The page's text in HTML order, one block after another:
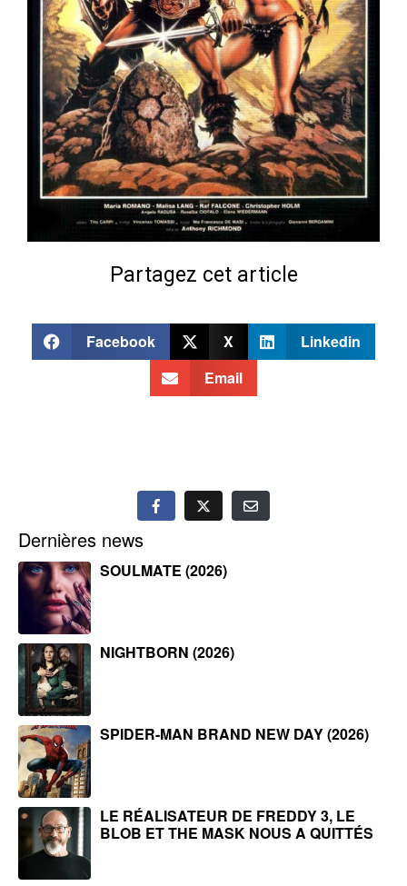
Partagez cet article
Facebook X
Linkedin
Email
Dernières news
SOULMATE (2026)
NIGHTBORN (2026)
SPIDER-MAN BRAND NEW DAY (2026)
LE RÉALISATEUR DE FREDDY 3, LE
BLOB ET THE MASK NOUS A QUITTÉS